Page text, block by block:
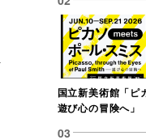
国立新美術館「
遊び心の冒険へ」